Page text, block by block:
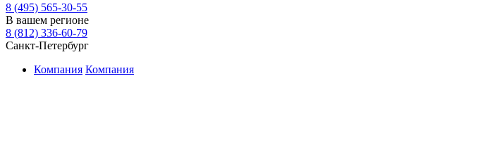
8 (495) 565-30-55
В вашем регионе
8 (812) 336-60-79
Санкт-Петербург
Компания Компания